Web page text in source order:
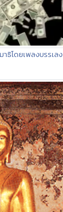
ธิโดยเพลงบรรเลง